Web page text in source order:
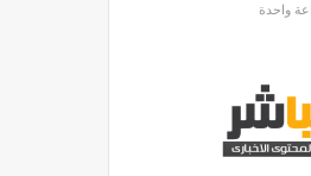
واحدة